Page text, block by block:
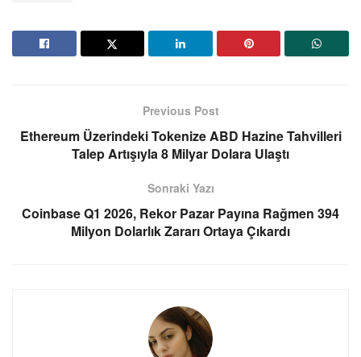
Previous Post
Ethereum Üzerindeki Tokenize ABD Hazine Tahvilleri
Talep Artışıyla 8 Milyar Dolara Ulaştı
Sonraki Yazı
Coinbase Q1 2026, Rekor Pazar Payına Rağmen 394
Milyon Dolarlık Zararı Ortaya Çıkardı